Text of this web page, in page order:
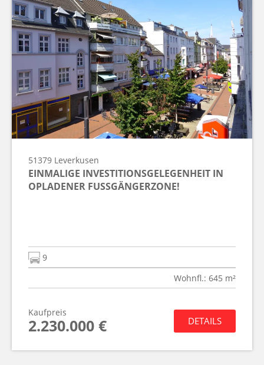
51379 Leverkusen
EINMALIGE INVESTITIONSGELEGENHEIT IN
OPLADENER FUSSGÄNGERZONE!
9
Wohnfl.: 645 m²
Kaufpreis
2.230.000 € DETAILS